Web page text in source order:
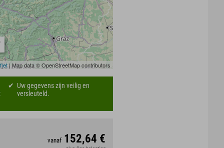
| Map data © OpenStreetMap contributors
Uw gegevens zijn veilig en
versleuteld.
vanaf 152,64 €